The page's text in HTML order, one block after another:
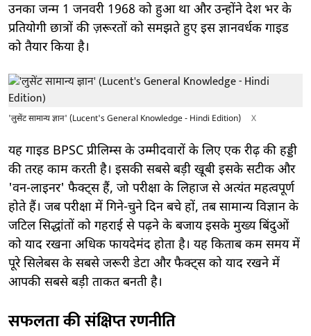
उनका जन्म 1 जनवरी 1968 को हुआ था और उन्होंने देश भर के
प्रतियोगी छात्रों की ज़रूरतों को समझते हुए इस ज्ञानवर्धक गाइड
को तैयार किया है।
'लुसेंट सामान्य ज्ञान' (Lucent's General Knowledge - Hindi Edition) X
यह गाइड BPSC प्रीलिम्स के उम्मीदवारों के लिए एक रीढ़ की हड्डी
की तरह काम करती है। इसकी सबसे बड़ी खूबी इसके सटीक और
'वन-लाइनर' फैक्ट्स हैं, जो परीक्षा के लिहाज से अत्यंत महत्वपूर्ण
होते हैं। जब परीक्षा में गिने-चुने दिन बचे हों, तब सामान्य विज्ञान के
जटिल सिद्धांतों को गहराई से पढ़ने के बजाय इसके मुख्य बिंदुओं
को याद रखना अधिक फायदेमंद होता है। यह किताब कम समय में
पूरे सिलेबस के सबसे जरूरी डेटा और फैक्ट्स को याद रखने में
आपकी सबसे बड़ी ताकत बनती है।
सफलता की संक्षिप्त रणनीति